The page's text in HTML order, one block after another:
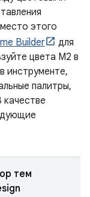
этого
Builder
для
цвета M2 в
инструменте,
палитры,
тем